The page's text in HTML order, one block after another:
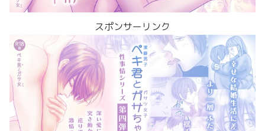
スポンサーリンク